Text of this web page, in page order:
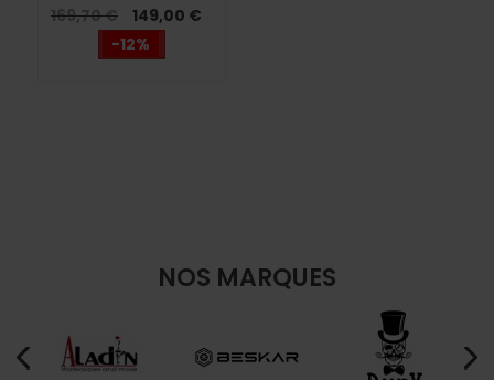
169,70 €
149,00 €
-12%
NOS MARQUES